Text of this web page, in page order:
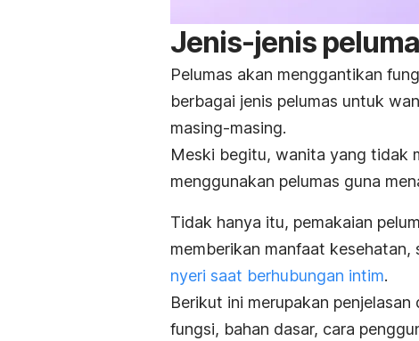
Jenis-jenis
Pelumas akan menggantikan
berbagai jenis pelumas untuk
masing-masing.
Meski begitu, wanita yang tidak
menggunakan pelumas guna
Tidak hanya itu, pemakaian
memberikan manfaat
nyeri saat berhubungan intim.
Berikut ini merupakan
fungsi, bahan dasar, cara